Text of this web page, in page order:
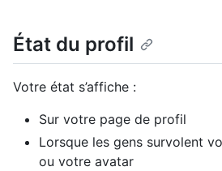
État du profil
Votre état s’affiche :
Sur votre page de profil
Lorsque les gens survolent
ou votre avatar